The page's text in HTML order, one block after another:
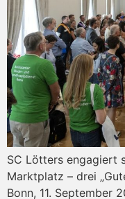
SC Lötters engagiert
Marktplatz – drei
Bonn, 11. September